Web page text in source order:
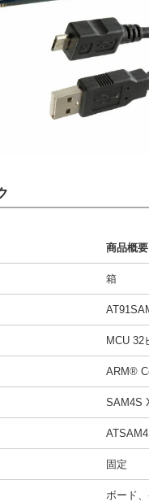
商品概要
箱
MCU 32
ARM®
SAM4S
固定
ボード